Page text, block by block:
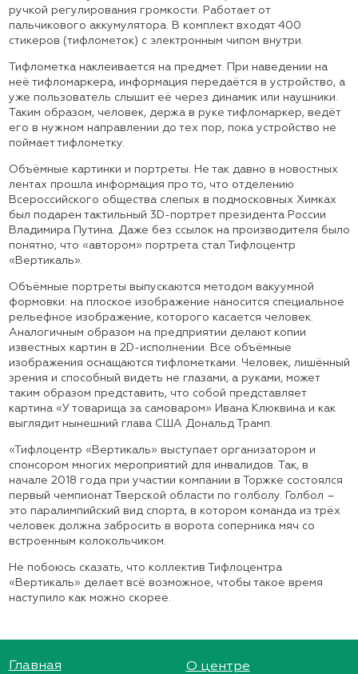
ручкой регулирования громкости. Работает от
пальчикового аккумулятора. В комплект входят 400
стикеров (тифлометок) с электронным чипом внутри.
Тифлометка наклеивается на предмет. При наведении на
неё тифломаркера, информация передаётся в устройство, а
уже пользователь слышит её через динамик или наушники.
Таким образом, человек, держа в руке тифломаркер, ведёт
его в нужном направлении до тех пор, пока устройство не
поймает тифлометку.
Объёмные картинки и портреты. Не так давно в новостных
лентах прошла информация про то, что отделению
Всероссийского общества слепых в подмосковных Химках
был подарен тактильный 3D-портрет президента России
Владимира Путина. Даже без ссылок на производителя было
понятно, что «автором» портрета стал Тифлоцентр
«Вертикаль».
Объёмные портреты выпускаются методом вакуумной
формовки: на плоское изображение наносится специальное
рельефное изображение, которого касается человек.
Аналогичным образом на предприятии делают копии
известных картин в 2D-исполнении. Все объёмные
изображения оснащаются тифлометками. Человек, лишённый
зрения и способный видеть не глазами, а руками, может
таким образом представить, что собой представляет
картина «У товарища за самоваром» Ивана Клюквина и как
выглядит нынешний глава США Дональд Трамп.
«Тифлоцентр «Вертикаль» выступает организатором и
спонсором многих мероприятий для инвалидов. Так, в
начале 2018 года при участии компании в Торжке состоялся
первый чемпионат Тверской области по голболу. Голбол –
это паралимпийский вид спорта, в котором команда из трёх
человек должна забросить в ворота соперника мяч со
встроенным колокольчиком.
Не побоюсь сказать, что коллектив Тифлоцентра
«Вертикаль» делает всё возможное, чтобы такое время
наступило как можно скорее.
Главная О центре